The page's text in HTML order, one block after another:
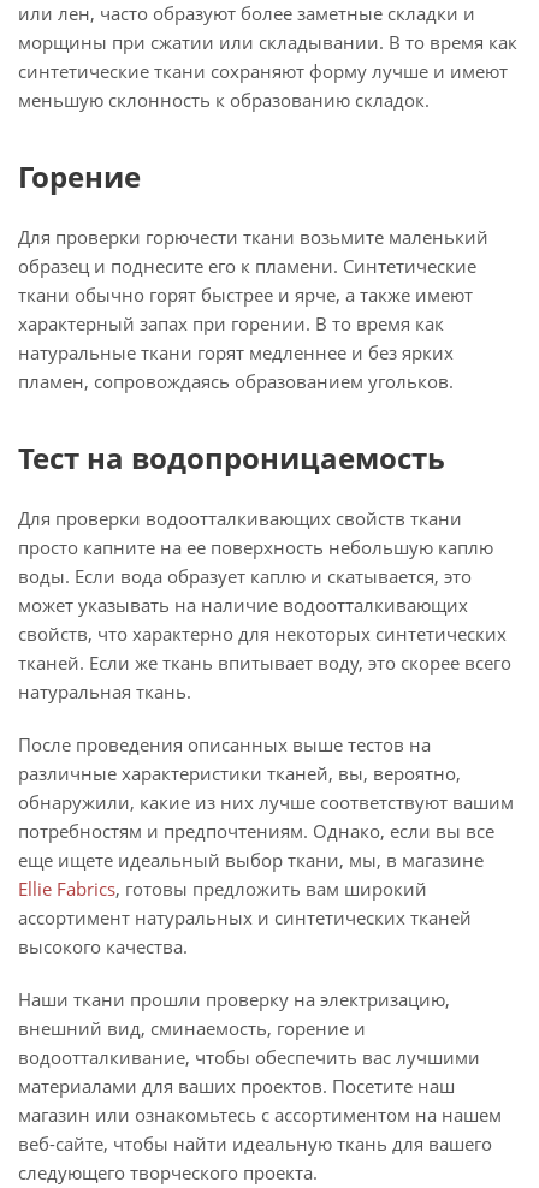
или лен, часто образуют более заметные складки и
морщины при сжатии или складывании. В то время как
синтетические ткани сохраняют форму лучше и имеют
меньшую склонность к образованию складок.
Горение
Для проверки горючести ткани возьмите маленький
образец и поднесите его к пламени. Синтетические
ткани обычно горят быстрее и ярче, а также имеют
характерный запах при горении. В то время как
натуральные ткани горят медленнее и без ярких
пламен, сопровождаясь образованием угольков.
Тест на водопроницаемость
Для проверки водоотталкивающих свойств ткани
просто капните на ее поверхность небольшую каплю
воды. Если вода образует каплю и скатывается, это
может указывать на наличие водоотталкивающих
свойств, что характерно для некоторых синтетических
тканей. Если же ткань впитывает воду, это скорее всего
натуральная ткань.
После проведения описанных выше тестов на
различные характеристики тканей, вы, вероятно,
обнаружили, какие из них лучше соответствуют вашим
потребностям и предпочтениям. Однако, если вы все
еще ищете идеальный выбор ткани, мы, в магазине
Ellie Fabrics, готовы предложить вам широкий
ассортимент натуральных и синтетических тканей
высокого качества.
Наши ткани прошли проверку на электризацию,
внешний вид, сминаемость, горение и
водоотталкивание, чтобы обеспечить вас лучшими
материалами для ваших проектов. Посетите наш
магазин или ознакомьтесь с ассортиментом на нашем
веб-сайте, чтобы найти идеальную ткань для вашего
следующего творческого проекта.